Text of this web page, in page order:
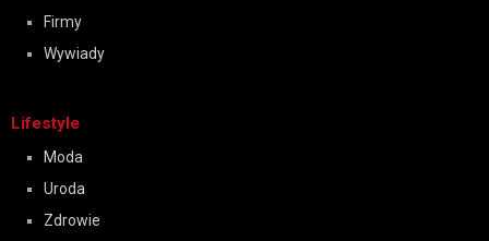
Firmy
Wywiady
Lifestyle
Moda
Uroda
Zdrowie